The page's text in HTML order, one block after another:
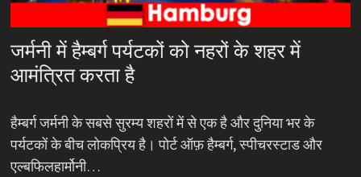
जर्मनी में हैम्बर्ग पर्यटकों को नहरों के शहर में
आमंत्रित करता है
हैम्बर्ग जर्मनी के सबसे सुरम्य शहरों में से एक है और दुनिया भर के
पर्यटकों के बीच लोकप्रिय है। पोर्ट ऑफ़ हैम्बर्ग, स्पीचरस्टाड और
एल्बफिलहार्मोनी…